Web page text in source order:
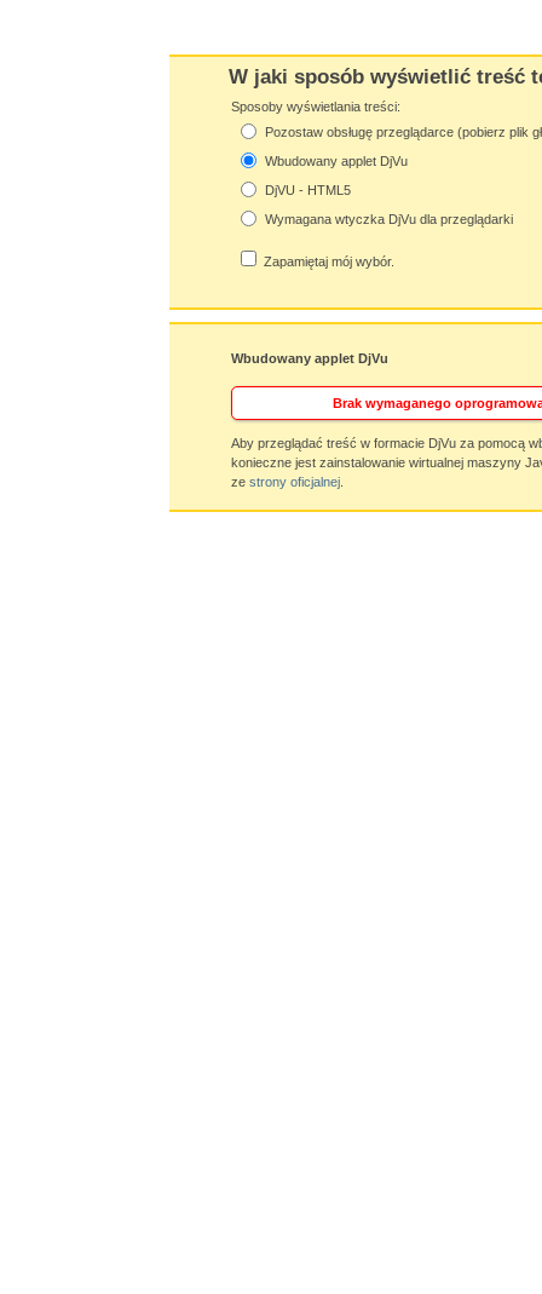
W jaki sposób wyświetlić treść
Sposoby wyświetlania treści:
Pozostaw obsługę przeglądarce (pobierz plik
Wbudowany applet DjVu
DjVU - HTML5
Wymagana wtyczka DjVu dla przeglądarki
Zapamiętaj mój wybór.
Wbudowany applet DjVu
Brak wymaganego
Aby przeglądać treść w formacie DjVu za pomocą
konieczne jest zainstalowanie wirtualnej maszyny
ze strony oficjalnej